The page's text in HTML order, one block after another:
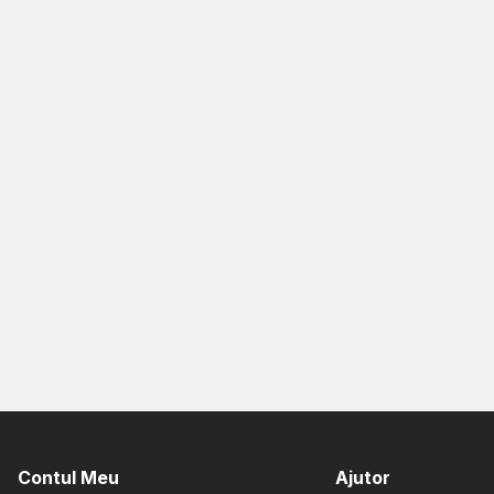
Contul Meu Ajutor